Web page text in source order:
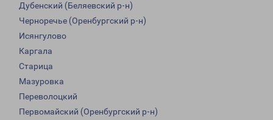
Дубенский (Беляевский р-н)
Черноречье (Оренбургский р-н)
Исянгулово
Каргала
Старица
Мазуровка
Переволоцкий
Первомайский (Оренбургский р-н)